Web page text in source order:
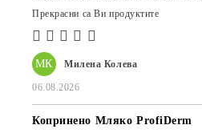
МК Милена Колева
06.08.2026
Прекрасни са Ви продуктите
Копринено Мляко ProfiDerm